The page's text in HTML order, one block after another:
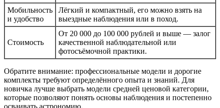
Мобильность
и удобство
Лёгкий и компактный, его можно взять на
выездные наблюдения или в поход.
Стоимость
От 20 000 до 100 000 рублей и выше — залог
качественной наблюдательной или
фотосъёмочной практики.
Обратите внимание: профессиональные модели и дорогие
комплекты требуют определённого опыта и знаний. Для
новичка лучше выбрать модели средней ценовой категории,
которые позволяют понять основы наблюдения и постепенно
осваивать астрономию.